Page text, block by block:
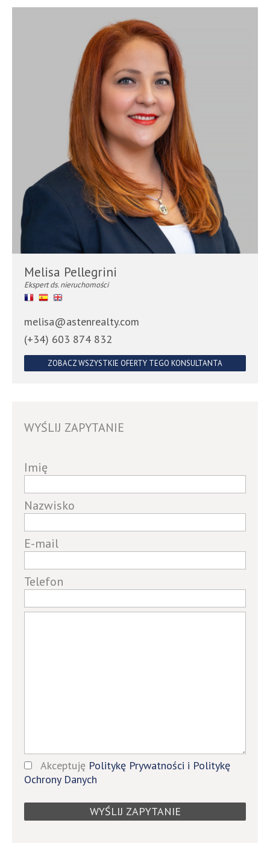
WYŚLIJ ZAPYTANIE
If
are
a
human,
ignore
field
Imię
Nazwisko
E-mail
Telefon
Akceptuję Politykę Prywatności i Politykę
Ochrony Danych
Melisa Pellegrini
Ekspert ds. nieruchomości
melisa@astenrealty.com
(+34) 603 874 832
ZOBACZ WSZYSTKIE OFERTY TEGO KONSULTANTA